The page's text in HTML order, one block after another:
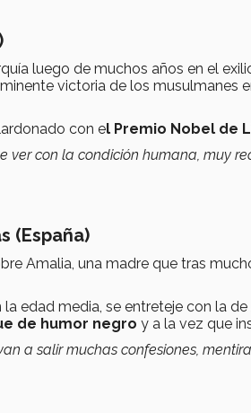
luego de muchos años en el
victoria de los musulmanes
con el Premio Nobel de
ver con la condición humana, muy
(España)
Amalia, una madre que tras
edad media, se entreteje con la
de humor negro y a la vez que
a salir muchas confesiones,